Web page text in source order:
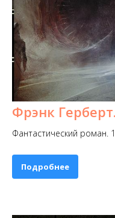
Фрэнк
Фантастический роман.
Подробнее